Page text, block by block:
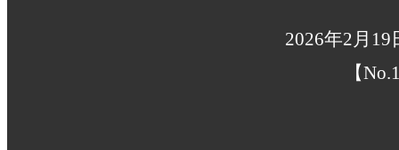
2026年2月19
【